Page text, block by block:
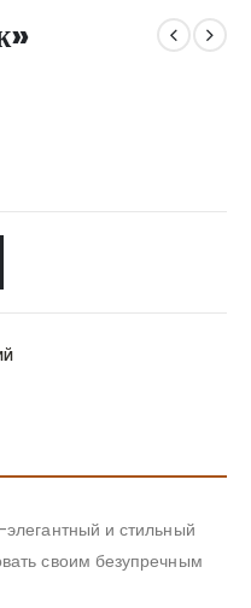
и стильный
своим безупречным